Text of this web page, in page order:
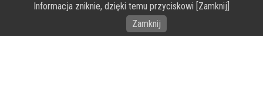
Wykonanie portalu – specjaliści stron www WordPress
Informacja zniknie, dzięki temu przyciskowi [Zamknij]
Zamknij